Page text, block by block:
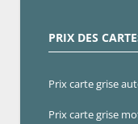
PRIX DES
Prix carte grise
Prix carte grise